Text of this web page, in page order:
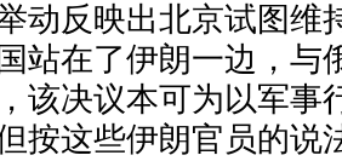
动反映出北京试图维
站在了伊朗一边，与
该决议本可为以军事
按这些伊朗官员的说